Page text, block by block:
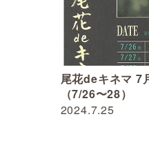
2024.7.25
尾花deキネマ 7
（7/26〜28）